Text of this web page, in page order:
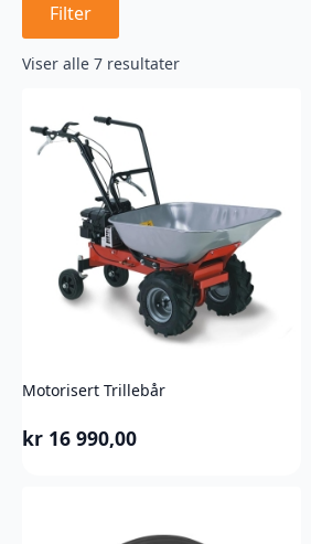
Filter
Viser alle 7 resultater
Motorisert Trillebår
kr 16 990,00